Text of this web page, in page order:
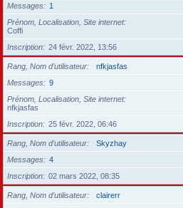
Messages
1
Prénom, Localisation, Site internet
Coffi
Inscription
24 févr. 2022, 13:56
Rang, Nom d’utilisateur
nfkjasfas
Messages
9
Prénom, Localisation, Site internet
nfkjasfas
Inscription
25 févr. 2022, 06:46
Rang, Nom d’utilisateur
Skyzhay
Messages
4
Inscription
02 mars 2022, 08:35
Rang, Nom d’utilisateur
clairerr